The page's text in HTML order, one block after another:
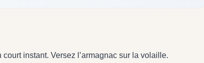
instant. Versez l’armagnac sur la volaille.